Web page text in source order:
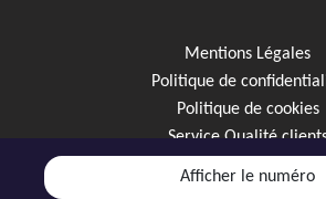
Afficher le numéro
Mentions Légales
Politique de
Politique de cookies
Service Qualité
Créez votre alerte mail